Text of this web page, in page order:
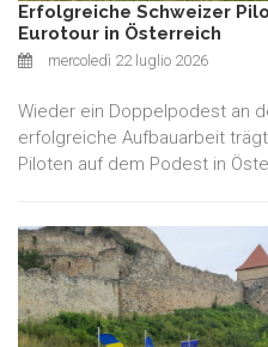
Erfolgreiche Schweizer
Eurotour in Österreich
mercoledì 22 luglio 2026
Wieder ein Doppelpodest an
erfolgreiche Aufbauarbeit
Piloten auf dem Podest in